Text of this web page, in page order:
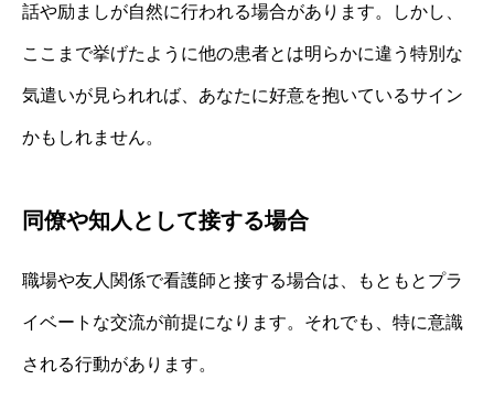
話や励ましが自然に行われる場合があります。しかし、
ここまで挙げたように他の患者とは明らかに違う特別な
気遣いが見られれば、あなたに好意を抱いているサイン
かもしれません。
同僚や知人として接する場合
職場や友人関係で看護師と接する場合は、もともとプラ
イベートな交流が前提になります。それでも、特に意識
される行動があります。